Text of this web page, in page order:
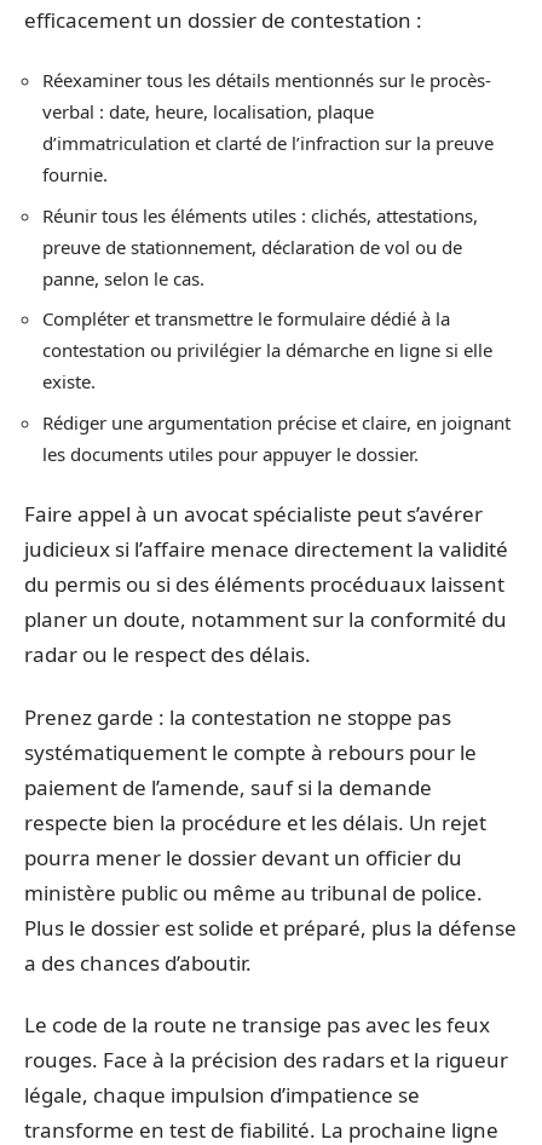
efficacement un dossier de contestation :
Réexaminer tous les détails mentionnés sur le procès-
verbal : date, heure, localisation, plaque
d’immatriculation et clarté de l’infraction sur la preuve
fournie.
Réunir tous les éléments utiles : clichés, attestations,
preuve de stationnement, déclaration de vol ou de
panne, selon le cas.
Compléter et transmettre le formulaire dédié à la
contestation ou privilégier la démarche en ligne si elle
existe.
Rédiger une argumentation précise et claire, en joignant
les documents utiles pour appuyer le dossier.
Faire appel à un avocat spécialiste peut s’avérer
judicieux si l’affaire menace directement la validité
du permis ou si des éléments procéduaux laissent
planer un doute, notamment sur la conformité du
radar ou le respect des délais.
Prenez garde : la contestation ne stoppe pas
systématiquement le compte à rebours pour le
paiement de l’amende, sauf si la demande
respecte bien la procédure et les délais. Un rejet
pourra mener le dossier devant un officier du
ministère public ou même au tribunal de police.
Plus le dossier est solide et préparé, plus la défense
a des chances d’aboutir.
Le code de la route ne transige pas avec les feux
rouges. Face à la précision des radars et la rigueur
légale, chaque impulsion d’impatience se
transforme en test de fiabilité. La prochaine ligne